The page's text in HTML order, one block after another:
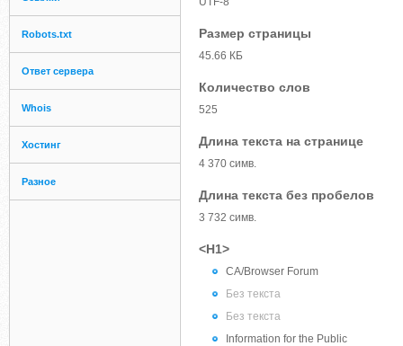
Robots.txt
Ответ сервера
Whois
Хостинг
Разное
Размер страницы
45.66 КБ
Количество слов
525
Длина текста на странице
4 370 симв.
Длина текста без пробелов
3 732 симв.
<H1>
CA/Browser Forum
Без текста
Без текста
Information for the Public